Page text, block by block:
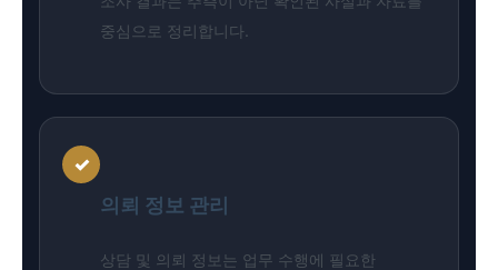
중심으로 정리합니다.
✓
의뢰 정보 관리
상담 및 의뢰 정보는 업무 수행에 필요한